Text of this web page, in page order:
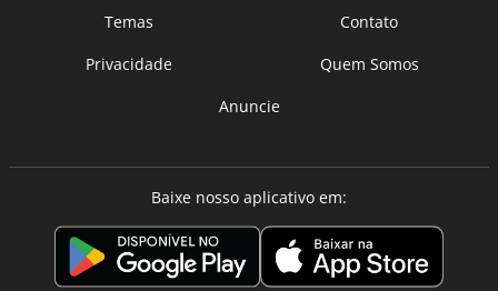
Temas
Contato
Privacidade
Quem Somos
Anuncie
Baixe nosso aplicativo em: